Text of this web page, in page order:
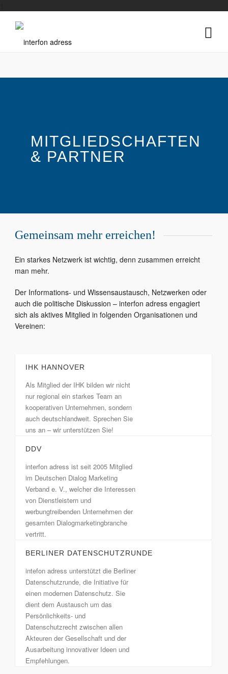
MITGLIEDSCHAFTEN
& PARTNER
Gemeinsam mehr erreichen!
Ein starkes Netzwerk ist wichtig, denn zusammen erreicht
man mehr.
Der Informations- und Wissensaustausch, Netzwerken oder
auch die politische Diskussion – interfon adress engagiert
sich als aktives Mitglied in folgenden Organisationen und
Vereinen:
IHK HANNOVER
Als Mitglied der IHK bilden wir nicht
nur regional ein starkes Team an
kooperativen Unternehmen, sondern
auch deutschlandweit. Sprechen Sie
uns an – wir unterstützen Sie!
DDV
interfon adress ist seit 2005 Mitglied
im Deutschen Dialog Marketing
Verband e. V., welcher die Interessen
von Dienstleistern und
werbungtreibenden Unternehmen der
gesamten Dialogmarketingbranche
vertritt.
BERLINER DATENSCHUTZRUNDE
intefon adress unterstützt die Berliner
Datenschutzrunde, die Initiative für
einen modernen Datenschutz. Sie
dient dem Austausch um das
Persönlichkeits- und
Datenschutzrecht zwischen allen
Akteuren der Gesellschaft und der
Ausarbeitung innovativer Ideen und
Empfehlungen.